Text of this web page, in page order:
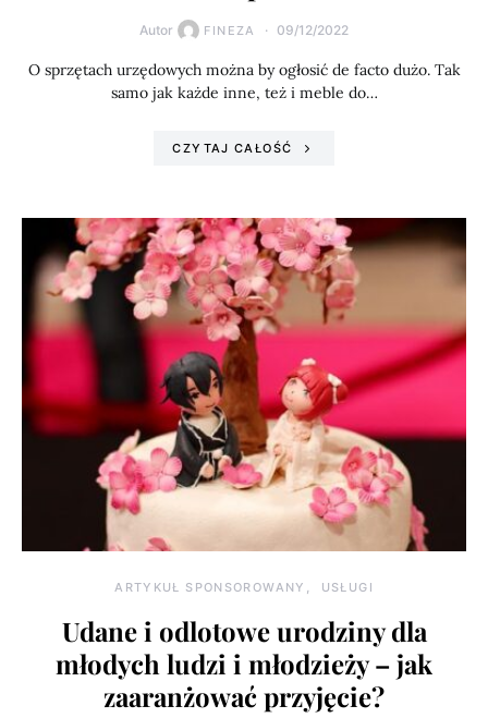
Autor FINEZA 09/12/2022
O sprzętach urzędowych można by ogłosić de facto dużo. Tak
samo jak każde inne, też i meble do…
CZYTAJ CAŁOŚĆ
ARTYKUŁ SPONSOROWANY USŁUGI
Udane i odlotowe urodziny dla
młodych ludzi i młodzieży – jak
zaaranżować przyjęcie?